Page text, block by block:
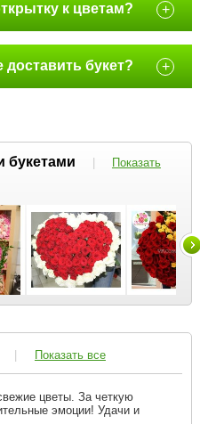
к цветам? +
букет? +
букетами |
Показать
| Показать все
цветы. За четкую
эмоции! Удачи и